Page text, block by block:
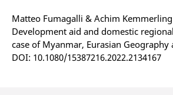
Matteo Fumagalli & Achim Kemmerling
Development aid and domestic
case of Myanmar, Eurasian Geography
DOI: 10.1080/15387216.2022.2134167